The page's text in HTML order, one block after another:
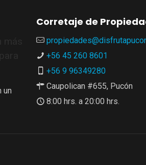
un
Corretaje de
+56 45 260 8601
+56 9 96349280
Caupolican #655, Pucón
8:00 hrs. a 20:00 hrs.